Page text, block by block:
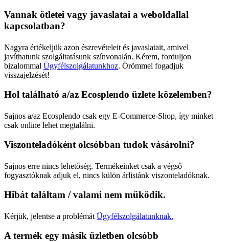
Vannak ötletei vagy javaslatai a weboldallal
kapcsolatban?
Nagyra értékeljük azon észrevételeit és javaslatait, amivel
javíthatunk szolgáltatásunk színvonalán. Kérem, forduljon
bizalommal Ügyfélszolgálatunkhoz. Örömmel fogadjuk
visszajelzését!
Hol található a/az Ecosplendo üzlete közelemben?
Sajnos a/az Ecosplendo csak egy E-Commerce-Shop, így minket
csak online lehet megtalálni.
Viszonteladóként olcsóbban tudok vásárolni?
Sajnos erre nincs lehetőség. Termékeinket csak a végső
fogyasztóknak adjuk el, nincs külön árlistánk viszonteladóknak.
Hibát találtam / valami nem működik.
Kérjük, jelentse a problémát Ügyfélszolgálatunknak.
A termék egy másik üzletben olcsóbb